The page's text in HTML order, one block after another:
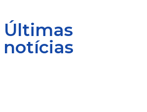
Últimas
notícias